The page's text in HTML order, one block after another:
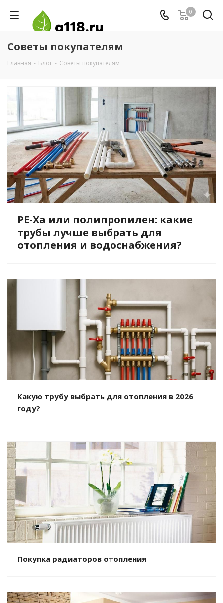
0
Советы покупателям
Главная - Блог - Советы покупателям
PE-Xa или полипропилен: какие
трубы лучше выбрать для
отопления и водоснабжения?
Какую трубу выбрать для отопления в 2026
году?
Покупка радиаторов отопления